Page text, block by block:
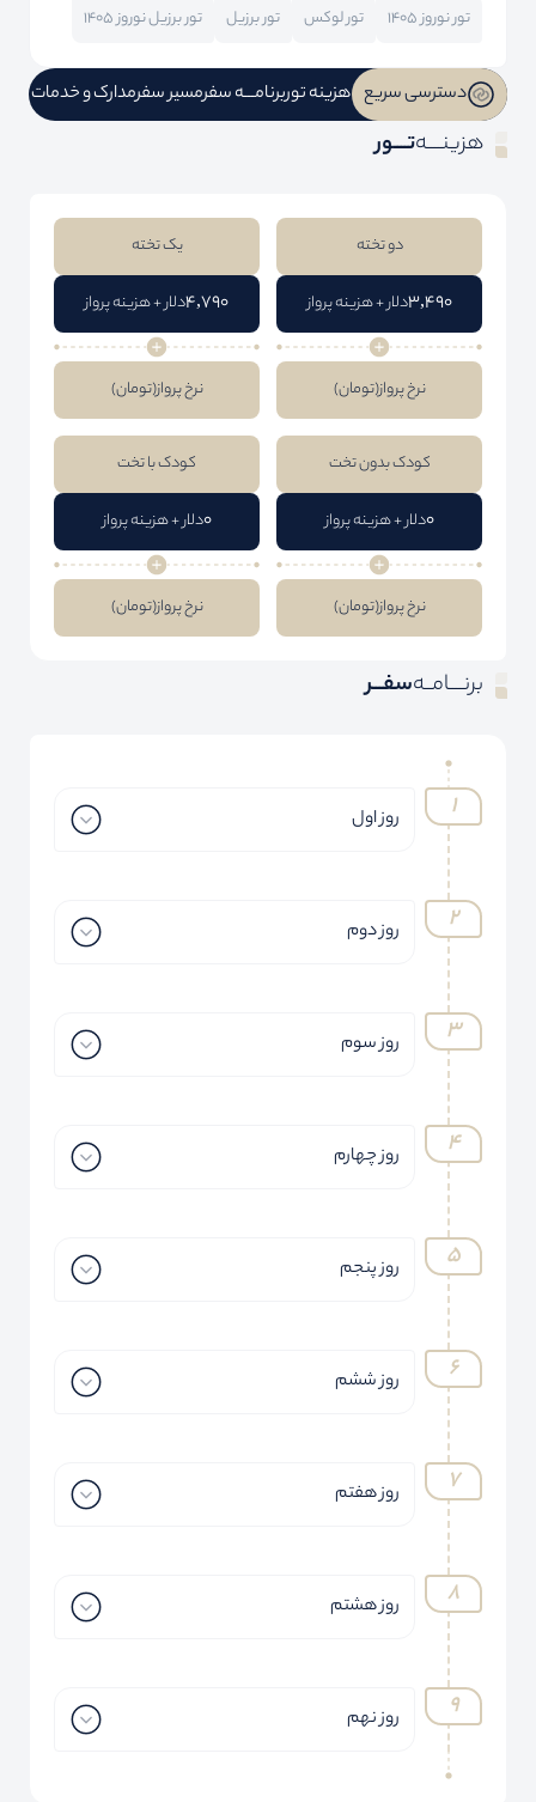
تور نوروز 1405 تور لوکس تور برزیل تور برزیل نوروز 1405
دسترسی سریع هزینه توربرنامـــه سفرمسیر سفرمدارک و خدمات
هزینــــهتــــور
دو تخته
3,490دلار + هزینه پرواز
نرخ پرواز(تومان)
یک تخته
4,790دلار + هزینه پرواز
نرخ پرواز(تومان)
کودک بدون تخت
0دلار + هزینه پرواز
نرخ پرواز(تومان)
کودک با تخت
0دلار + هزینه پرواز
نرخ پرواز(تومان)
برنــــامــهسفـــر
روز اول
روز دوم
روز سوم
روز چهارم
روز پنجم
روز ششم
روز هفتم
روز هشتم
روز نهم